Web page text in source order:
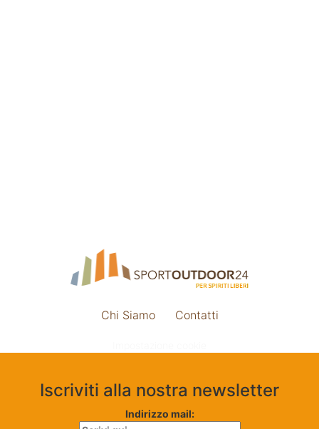
Chi Siamo Contatti
Iscriviti alla nostra newsletter
Indirizzo mail: